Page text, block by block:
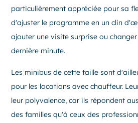
particulièrement appréciée pour sa
d'ajuster le programme en un clin
ajouter une visite surprise ou
dernière minute.
Les minibus de cette taille sont
pour les locations avec chauffeur.
leur polyvalence, car ils répondent
des familles qu'à ceux des